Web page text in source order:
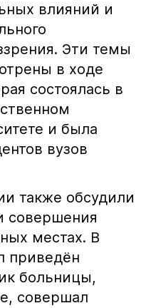
влияний и
Эти темы
в ходе
состоялась в
и была
вузов
также обсудили
совершения
местах. В
приведён
больницы,
совершал